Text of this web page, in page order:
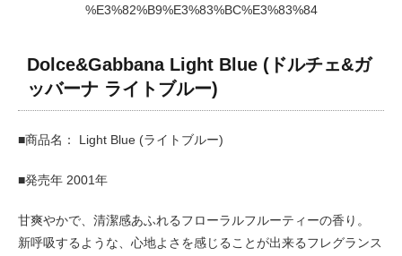
%E3%82%B9%E3%83%BC%E3%83%84
Dolce&Gabbana Light Blue (ドルチェ&ガ
ッバーナ ライトブルー)
■商品名： Light Blue (ライトブルー)
■発売年 2001年
甘爽やかで、清潔感あふれるフローラルフルーティーの香り。
新呼吸するような、心地よさを感じることが出来るフレグランス